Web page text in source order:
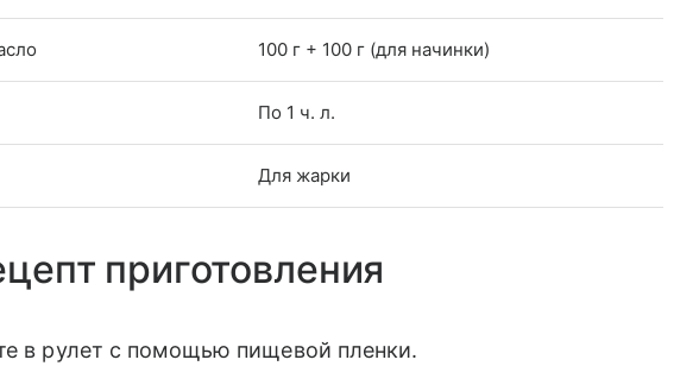
100 г + 100 г (для начинки)
По 1 ч. л.
Для жарки
приготовления
в рулет с помощью пищевой пленки.